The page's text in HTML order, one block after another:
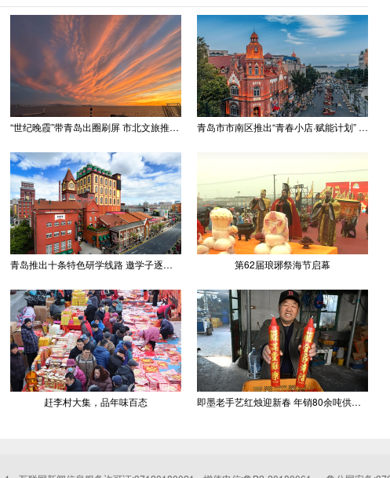
“世纪晚霞”带青岛出圈刷屏 市北文旅推出精品线路 青岛市市南区推出“青春小店·赋能计划” 聚满青岛温情
青岛推出十条特色研学线路 邀学子逐梦深蓝探知山海 第62届琅琊祭海节启幕
赶李村大集，品年味百态 即墨老手艺红烛迎新春 年销80余吨供不应求